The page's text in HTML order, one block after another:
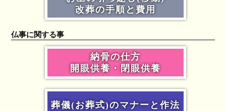
改葬の手順と費用
仏事に関する事
納骨の仕方
開眼供養・閉眼供養
葬儀(お葬式)のマナーと作法